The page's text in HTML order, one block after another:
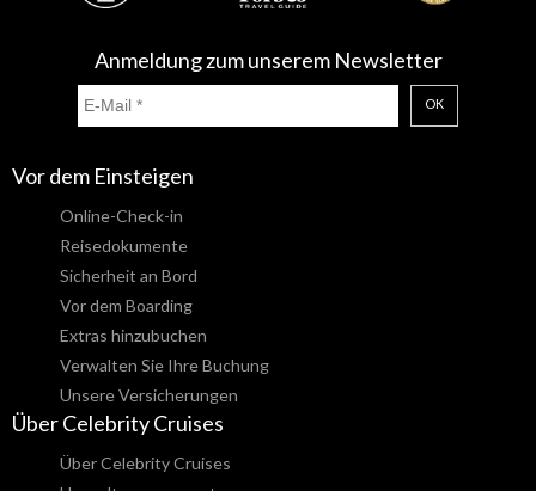
Anmeldung zum unserem Newsletter
OK
Vor dem Einsteigen
Online-Check-in
Reisedokumente
Sicherheit an Bord
Vor dem Boarding
Extras hinzubuchen
Verwalten Sie Ihre Buchung
Unsere Versicherungen
Über Celebrity Cruises
Über Celebrity Cruises